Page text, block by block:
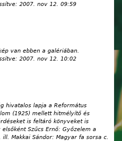
2007. nov 12. 09:59
van ebben a galériában.
2007. nov 12. 10:02
hivatalos lapja a Református
(1925) mellett hitmélyítő és
is feltáró könyveket is
Szűcs Ernő: Győzelem a
ill. Makkai Sándor: Magyar fa sorsa c.